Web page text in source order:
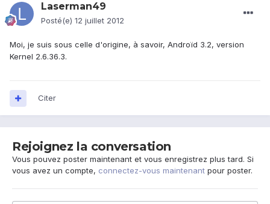
Laserman49
Posté(e) 12 juillet 2012
Moi, je suis sous celle d'origine, à savoir, Androïd 3.2, version
Kernel 2.6.36.3.
Citer
Rejoignez la conversation
Vous pouvez poster maintenant et vous enregistrez plus tard. Si
vous avez un compte, connectez-vous maintenant pour poster.